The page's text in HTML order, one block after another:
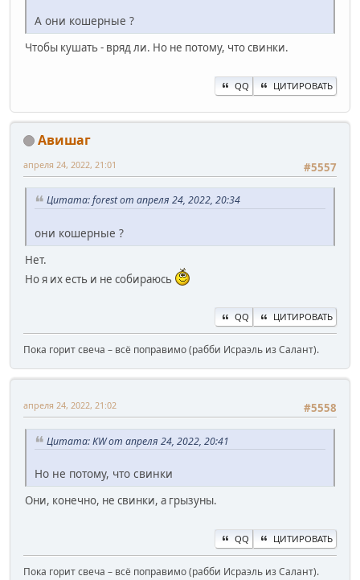
А они кошерные ?
Чтобы кушать - вряд ли. Но не потому, что свинки.
QQ ЦИТИРОВАТЬ
Авишаг
#5557
апреля 24, 2022, 21:01
Цитата: forest от апреля 24, 2022, 20:34
они кошерные ?
Нет.
Но я их есть и не собираюсь
QQ ЦИТИРОВАТЬ
Пока горит свеча – всё поправимо (рабби Исраэль из Салант).
#5558
апреля 24, 2022, 21:02
Цитата: KW от апреля 24, 2022, 20:41
Но не потому, что свинки
Они, конечно, не свинки, а грызуны.
QQ ЦИТИРОВАТЬ
Пока горит свеча – всё поправимо (рабби Исраэль из Салант).